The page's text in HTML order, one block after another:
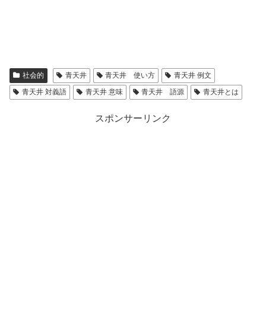
社会的 青天井 青天井 使い方
青天井 例文
青天井 対義語
青天井 意味 青天井 語源 青天井とは
スポンサーリンク